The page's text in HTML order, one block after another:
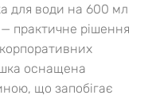
для води на 600 мл
практичне рішення
оснащена
що запобігає